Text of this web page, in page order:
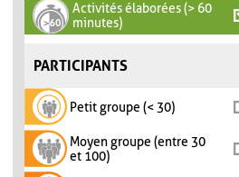
Activités élaborées (> 60
minutes)
PARTICIPANTS
Petit groupe (< 30)
Moyen groupe (entre 30
et 100)